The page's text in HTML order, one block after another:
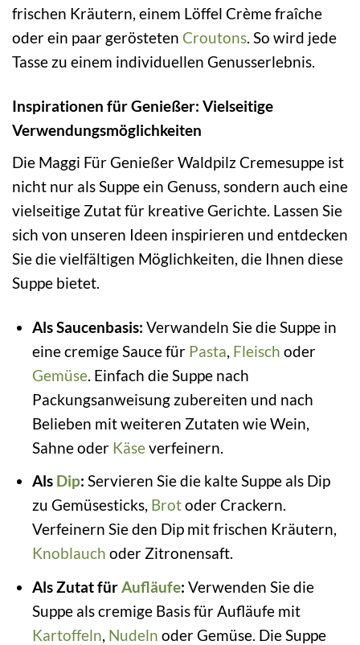
frischen Kräutern, einem Löffel Crème fraîche
oder ein paar gerösteten Croutons. So wird jede
Tasse zu einem individuellen Genusserlebnis.
Inspirationen für Genießer: Vielseitige
Verwendungsmöglichkeiten
Die Maggi Für Genießer Waldpilz Cremesuppe ist
nicht nur als Suppe ein Genuss, sondern auch eine
vielseitige Zutat für kreative Gerichte. Lassen Sie
sich von unseren Ideen inspirieren und entdecken
Sie die vielfältigen Möglichkeiten, die Ihnen diese
Suppe bietet.
Als Saucenbasis: Verwandeln Sie die Suppe in
eine cremige Sauce für Pasta, Fleisch oder
Gemüse. Einfach die Suppe nach
Packungsanweisung zubereiten und nach
Belieben mit weiteren Zutaten wie Wein,
Sahne oder Käseverfeinern.
Als Dip: Servieren Sie die kalte Suppe als Dip
zu Gemüsesticks, Brotoder Crackern.
Verfeinern Sie den Dip mit frischen Kräutern,
Knoblauch oder Zitronensaft.
Als Zutat fürAufläufe: Verwenden Sie die
Suppe als cremige Basis für Aufläufe mit
Kartoffeln, Nudeln oder Gemüse. Die Suppe